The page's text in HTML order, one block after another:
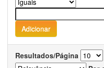
Resultados/Página